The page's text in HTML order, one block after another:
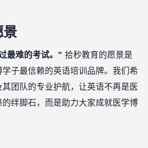
景
最难的考试。” 拾秒教育的愿景是
子最信赖的英语培训品牌。我们希
团队的专业护航，让英语不再是医
绊脚石，而是助力大家成就医学博